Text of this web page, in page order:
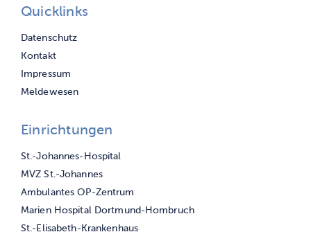
Quicklinks
Navigation
überspringen
Datenschutz
Kontakt
Impressum
Meldewesen
Einrichtungen
Navigation
überspringen
St.-Johannes-Hospital
MVZ St.-Johannes
Ambulantes OP-Zentrum
Marien Hospital Dortmund-Hombruch
St.-Elisabeth-Krankenhaus